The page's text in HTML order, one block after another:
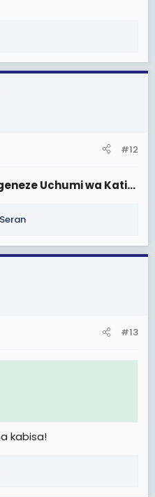
#12
Uchumi wa Kati...
Seran
#13
kabisa!